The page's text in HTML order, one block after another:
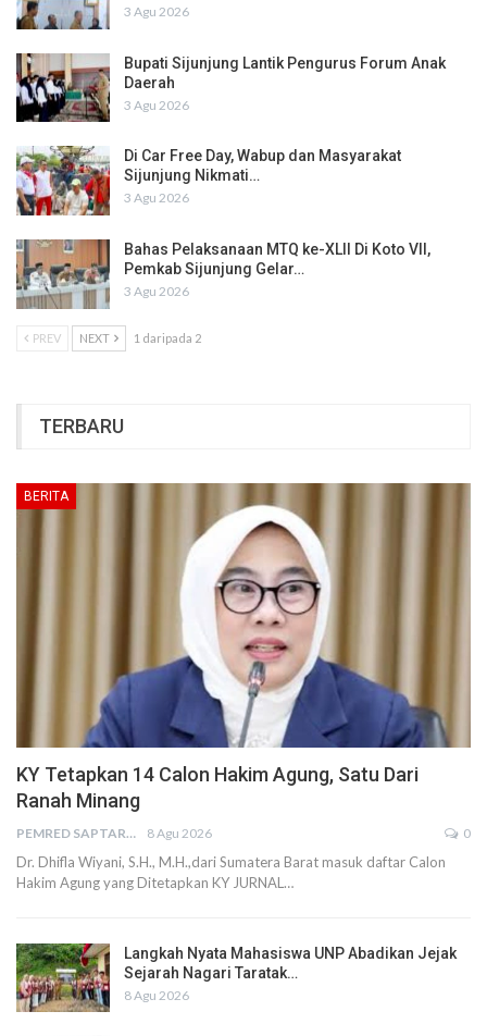
3 Agu 2026
Bupati Sijunjung Lantik Pengurus Forum Anak
Daerah
3 Agu 2026
Di Car Free Day, Wabup dan Masyarakat
Sijunjung Nikmati…
3 Agu 2026
Bahas Pelaksanaan MTQ ke-XLII Di Koto VII,
Pemkab Sijunjung Gelar…
3 Agu 2026
PREV NEXT 1 daripada 2
TERBARU
BERITA
KY Tetapkan 14 Calon Hakim Agung, Satu Dari
Ranah Minang
PEMRED SAPTARIUS 8 Agu 2026 0
Dr. Dhifla Wiyani, S.H., M.H.,dari Sumatera Barat masuk daftar Calon
Hakim Agung yang Ditetapkan KY JURNAL…
Langkah Nyata Mahasiswa UNP Abadikan Jejak
Sejarah Nagari Taratak…
8 Agu 2026